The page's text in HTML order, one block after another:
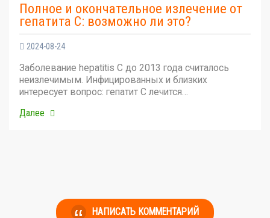
Полное и окончательное излечение от
гепатита С: возможно ли это?
2024-08-24
Заболевание hepatitis C до 2013 года считалось
неизлечимым. Инфицированных и близких
интересует вопрос: гепатит С лечится…
Далее
НАПИСАТЬ КОММЕНТАРИЙ